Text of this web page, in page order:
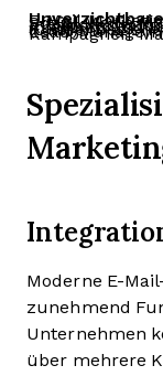
E-Mail-
Sozial Media
Analysen und
Kundenbeziehungsmanagement (CRM)
Lead-
Kampagnen-
Moderne E-
zunehmend
Unternehmen
über mehrere